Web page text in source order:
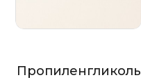
Пропиленгликоль